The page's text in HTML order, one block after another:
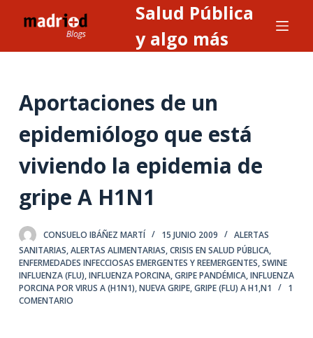
l
n
e
n
d
o
Salud Pública
y algo más
Aportaciones de un
epidemiólogo que está
viviendo la epidemia de
gripe A H1N1
CONSUELO IBÁÑEZ MARTÍ 15 JUNIO 2009
ALERTAS
SANITARIAS, ALERTAS ALIMENTARIAS,CRISIS EN SALUD PÚBLICA,
ENFERMEDADES INFECCIOSAS EMERGENTES Y REEMERGENTES,SWINE
INFLUENZA (FLU), INFLUENZA PORCINA, GRIPE PANDÉMICA, INFLUENZA
PORCINA POR VIRUS A (H1N1), NUEVA GRIPE, GRIPE (FLU) A H1,N1
1
COMENTARIO